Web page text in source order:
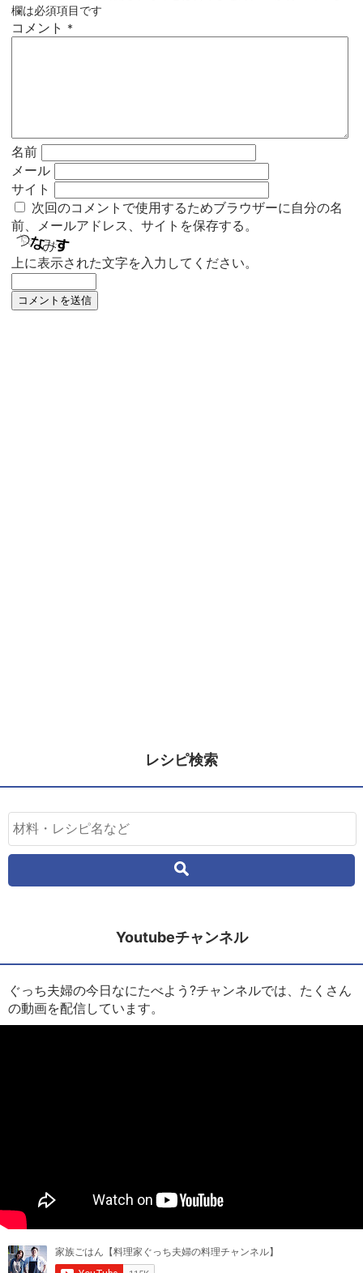
欄は必須項目です
コメント *
名前
メール
サイト
次回のコメントで使用するためブラウザーに自分の名
前、メールアドレス、サイトを保存する。
上に表示された文字を入力してください。
レシピ検索
Youtubeチャンネル
ぐっち夫婦の今日なにたべよう?チャンネルでは、たくさん
の動画を配信しています。